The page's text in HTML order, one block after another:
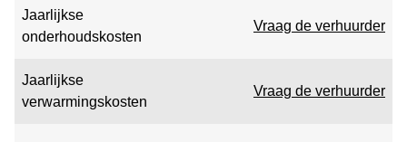
Jaarlijkse
onderhoudskosten
Vraag de verhuurder
Jaarlijkse
verwarmingskosten
Vraag de verhuurder